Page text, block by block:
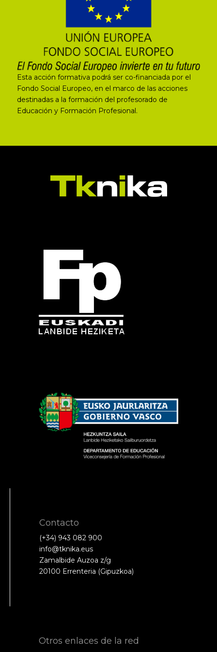
Esta acción formativa podrá ser co-financiada por el
Fondo Social Europeo, en el marco de las acciones
destinadas a la formación del profesorado de
Educación y Formación Profesional.
Contacto
(+34) 943 082 900
info@tknika.eus
Zamalbide Auzoa z/g
20100 Errenteria (Gipuzkoa)
Otros enlaces de la red